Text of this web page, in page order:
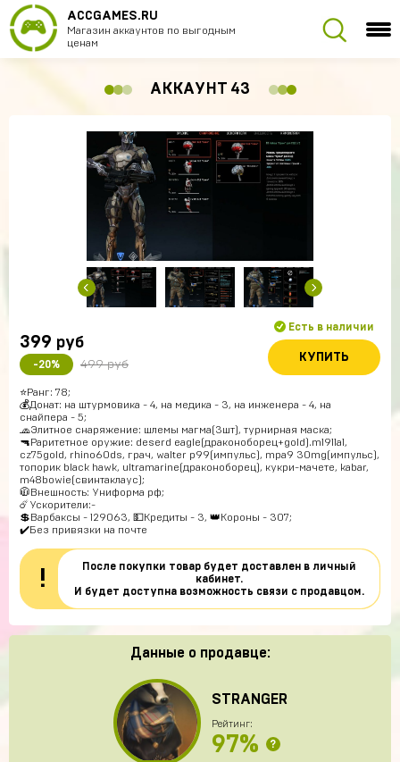
ACCGAMES.RU
Магазин аккаунтов по выгодным
ценам
АККАУНТ 43
399 руб
-20% 499 руб
Есть в наличии
КУПИТЬ
⭐️Ранг: 78;
💰Донат: на штурмовика - 4, на медика - 3, на инженера - 4, на
снайпера - 5;
🧢Элитное снаряжение: шлемы магма(3шт), турнирная маска;
🔫Раритетное оружие: deserd eagle(драконоборец+gold).m1911a1,
cz75gold, rhino60ds, грач, walter p99(импульс), mpa9 30mg(импульс),
топорик black hawk, ultramarine(драконоборец), кукри-мачете, kabar,
m48bowie(свинтаклаус);
🧥Внешность: Униформа рф;
☄️Ускорители:-
💲Варбаксы - 129063, 💵Кредиты - 3, 👑Короны - 307;
✔️Без привязки на почте
!
После покупки товар будет доставлен в личный
кабинет.
И будет доступна возможность связи с продавцом.
Данные о продавце:
STRANGER
Рейтинг:
97% ?